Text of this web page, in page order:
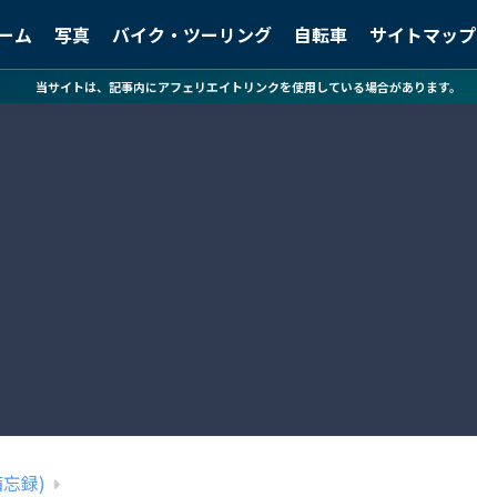
ム 写真 バイク・ツーリング 自転車 サイトマップ
当サイトは、記事内にアフェリエイトリンクを使用している場合があります。
録)